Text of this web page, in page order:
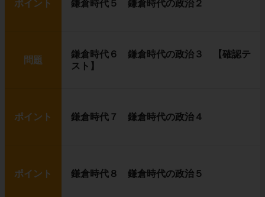
ポイント 鎌倉時代５ 鎌倉時代の政治２
問題
鎌倉時代６ 鎌倉時代の政治３ 【確認テ
スト】
ポイント 鎌倉時代７ 鎌倉時代の政治４
ポイント 鎌倉時代８ 鎌倉時代の政治５